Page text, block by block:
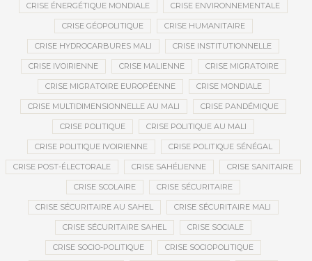
CRISE ÉNERGÉTIQUE MONDIALE CRISE ENVIRONNEMENTALE
CRISE GÉOPOLITIQUE CRISE HUMANITAIRE
CRISE HYDROCARBURES MALI CRISE INSTITUTIONNELLE
CRISE IVOIRIENNE CRISE MALIENNE CRISE MIGRATOIRE
CRISE MIGRATOIRE EUROPÉENNE CRISE MONDIALE
CRISE MULTIDIMENSIONNELLE AU MALI CRISE PANDÉMIQUE
CRISE POLITIQUE CRISE POLITIQUE AU MALI
CRISE POLITIQUE IVOIRIENNE CRISE POLITIQUE SÉNÉGAL
CRISE POST-ÉLECTORALE CRISE SAHÉLIENNE CRISE SANITAIRE
CRISE SCOLAIRE CRISE SÉCURITAIRE
CRISE SÉCURITAIRE AU SAHEL CRISE SÉCURITAIRE MALI
CRISE SÉCURITAIRE SAHEL CRISE SOCIALE
CRISE SOCIO-POLITIQUE CRISE SOCIOPOLITIQUE